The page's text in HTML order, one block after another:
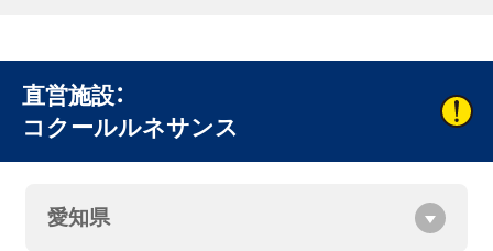
直営施設：
コクールルネサンス
愛知県